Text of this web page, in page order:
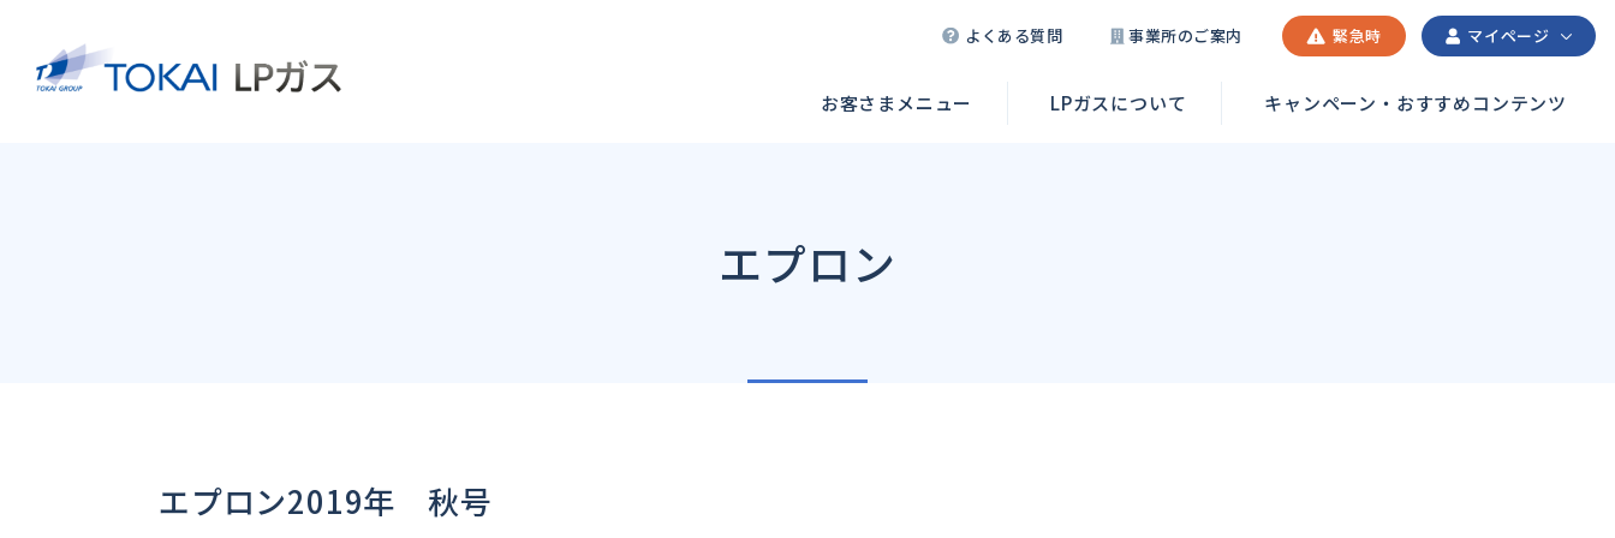
よくある質問 事業所のご案内 緊急時 マイページ
お客さまメニュー LPガスについて キャンペーン・おすすめコンテンツ
エプロン
エプロン2019年 秋号